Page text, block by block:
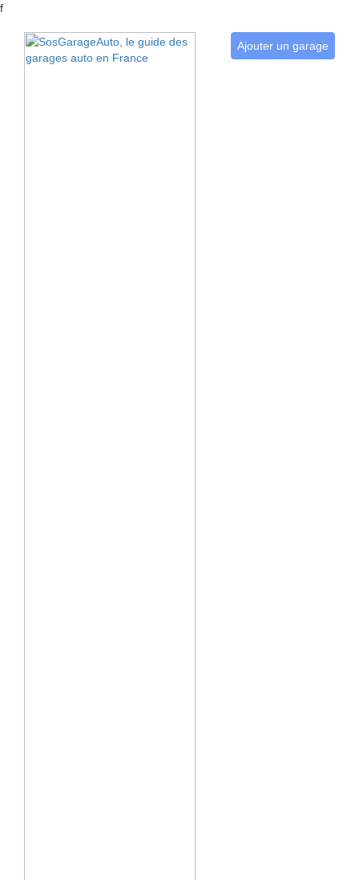
f
Ajouter un garage